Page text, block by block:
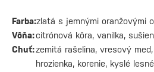
Farba:zlatá s jemnými oranžovými
Vôňa:citrónová kôra, vanilka,
Chuť:zemitá rašelina, vresový
hrozienka, korenie, kyslé